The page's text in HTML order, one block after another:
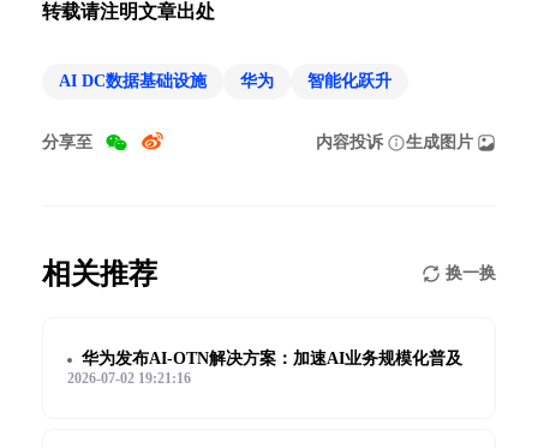
转载请注明文章出处
AI DC数据基础设施 华为 智能化跃升
分享至 内容投诉 生成图片
相关推荐 换一换
华为发布AI-OTN解决方案：加速AI业务规模化普及
2026-07-02 19:21:16